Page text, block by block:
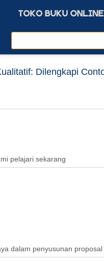
Dilengkapi
pelajari sekarang
dalam penyusunan